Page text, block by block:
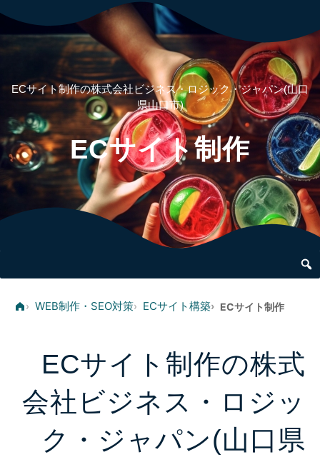
ECサイト制作の株式会社ビジネス・ロジック・ジャパン(山口
県山口市)
ECサイト制作
› WEB制作・SEO対策› ECサイト構築› ECサイト制作
ECサイト制作の株式
会社ビジネス・ロジッ
ク・ジャパン(山口県